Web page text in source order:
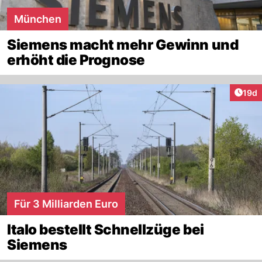
München
Siemens macht mehr Gewinn und
erhöht die Prognose
19d
Für 3 Milliarden Euro
Italo bestellt Schnellzüge bei
Siemens